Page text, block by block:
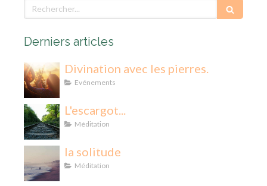
Derniers articles
Divination avec les pierres.
Evénements
L'escargot...
Méditation
la solitude
Méditation